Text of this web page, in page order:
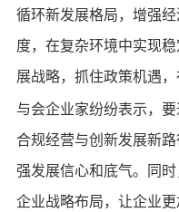
循环新发展格局，增强
度，在复杂环境中实现
展战略，抓住政策机遇
与会企业家纷纷表示，
合规经营与创新发展新
强发展信心和底气。同
企业战略布局，让企业